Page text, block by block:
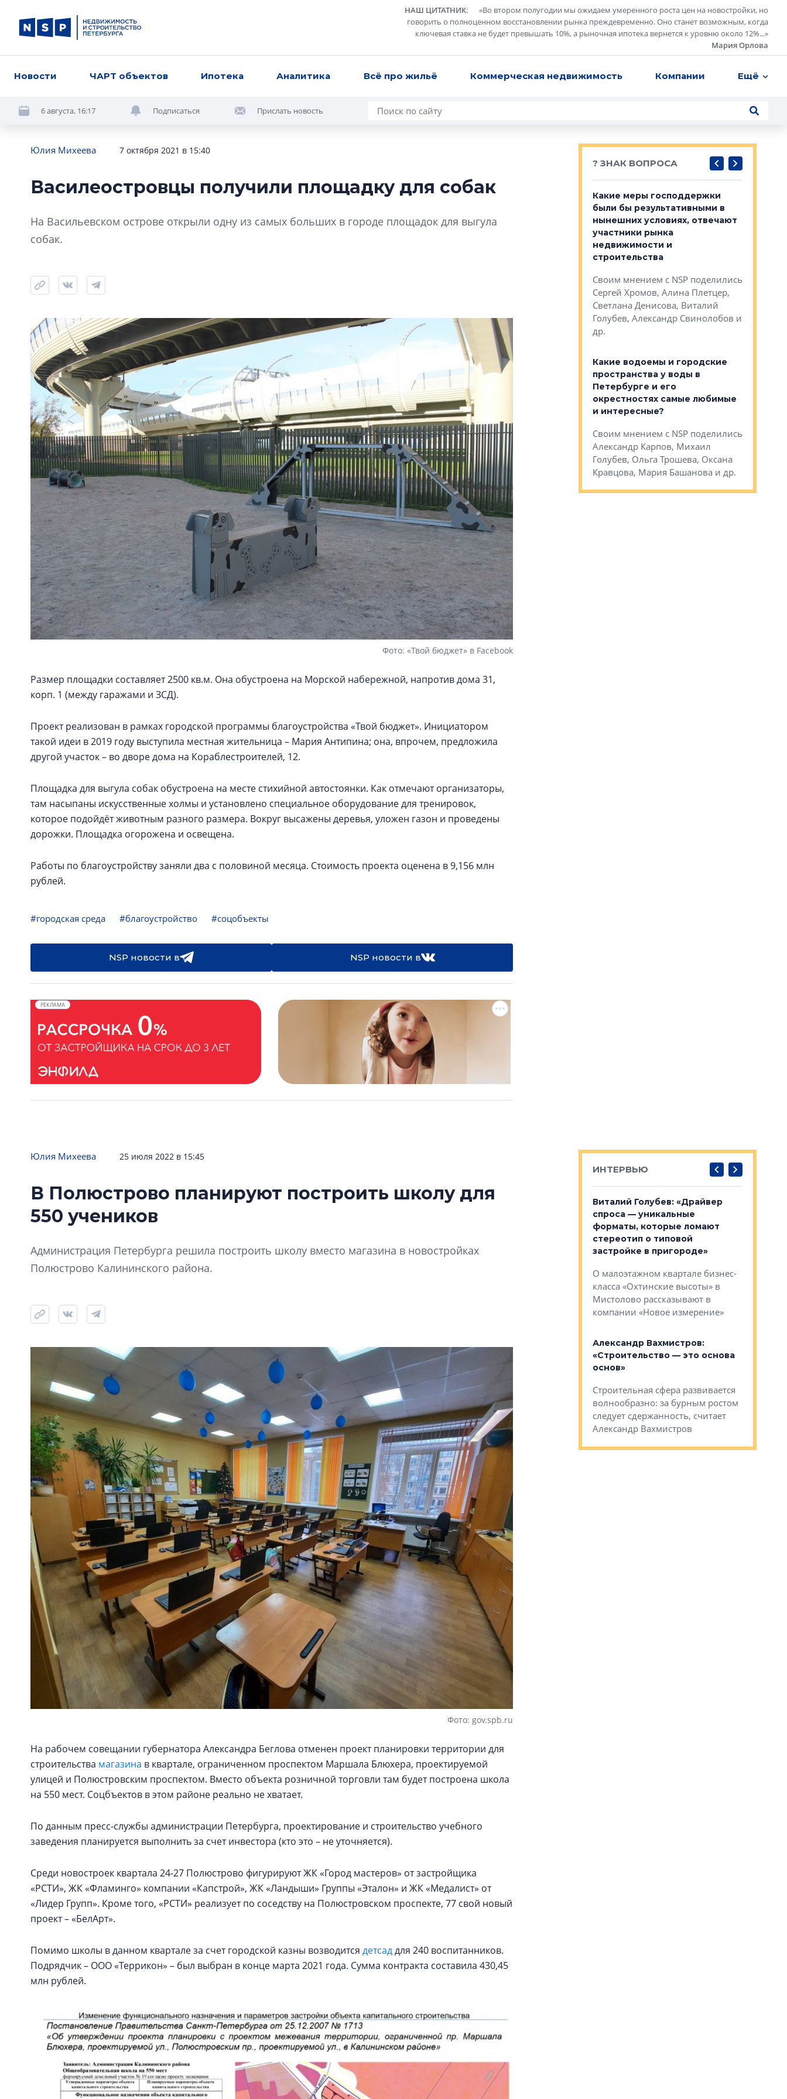
НАШ ЦИТАТНИК: «Во втором полугодии мы ожидаем умеренного роста цен на новостройки, но
говорить о полноценном восстановлении рынка преждевременно. Оно станет возможным, когда
ключевая ставка не будет превышать 10%, а рыночная ипотека вернется к уровню около 12%...»
Мария Орлова
Новости ЧАРТ объектов Ипотека Аналитика Всё про жильё Коммерческая недвижимость Компании Ещё
6 августа, 16:17 Подписаться Прислать новость
Юлия Михеева 7 октября 2021 в 15:40
Василеостровцы получили площадку для собак
На Васильевском острове открыли одну из самых больших в городе площадок для выгула
собак.
Фото: «Твой бюджет» в Facebook
Размер площадки составляет 2500 кв.м. Она обустроена на Морской набережной, напротив дома 31,
корп. 1 (между гаражами и ЗСД).
Проект реализован в рамках городской программы благоустройства «Твой бюджет». Инициатором
такой идеи в 2019 году выступила местная жительница – Мария Антипина; она, впрочем, предложила
другой участок – во дворе дома на Кораблестроителей, 12.
Площадка для выгула собак обустроена на месте стихийной автостоянки. Как отмечают организаторы,
там насыпаны искусственные холмы и установлено специальное оборудование для тренировок,
которое подойдёт животным разного размера. Вокруг высажены деревья, уложен газон и проведены
дорожки. Площадка огорожена и освещена.
Работы по благоустройству заняли два с половиной месяца. Стоимость проекта оценена в 9,156 млн
рублей.
#городская среда #благоустройство #соцобъекты
NSP новости в NSP новости в
РЕКЛАМА
? ЗНАК ВОПРОСА
Разрыв цен между первичкой и
рынка?
Константин Сторожев и другие
Какие наиболее востребованы
специальности и компетенции
в сфере девелопмента и
строительства?
Своим мнением с NSP поделились
Валентина Калинина, Анжелика
Альшаева, Александр
Свинолобов, Александр Кравцов,
Кирилл Кудинов и др.
Какие меры господдержки
были бы результативными в
нынешних условиях, отвечают
участники рынка
недвижимости и
строительства
Своим мнением с NSP поделились
Сергей Хромов, Алина Плетцер,
Светлана Денисова, Виталий
Голубев, Александр Свинолобов и
др.
Какие водоемы и городские
пространства у воды в
Петербурге и его
окрестностях самые любимые
и интересные?
Своим мнением с NSP поделились
Александр Карпов, Михаил
Голубев, Ольга Трошева, Оксана
Кравцова, Мария Башанова и др.
Юлия Михеева 25 июля 2022 в 15:45
В Полюстрово планируют построить школу для
550 учеников
Администрация Петербурга решила построить школу вместо магазина в новостройках
Полюстрово Калининского района.
Фото: gov.spb.ru
На рабочем совещании губернатора Александра Беглова отменен проект планировки территории для
строительства магазина в квартале, ограниченном проспектом Маршала Блюхера, проектируемой
улицей и Полюстровским проспектом. Вместо объекта розничной торговли там будет построена школа
на 550 мест. Соцбъектов в этом районе реально не хватает.
По данным пресс-службы администрации Петербурга, проектирование и строительство учебного
заведения планируется выполнить за счет инвестора (кто это – не уточняется).
Среди новостроек квартала 24-27 Полюстрово фигурируют ЖК «Город мастеров» от застройщика
«РСТИ», ЖК «Фламинго» компании «Капстрой», ЖК «Ландыши» Группы «Эталон» и ЖК «Медалист» от
«Лидер Групп». Кроме того, «РСТИ» реализует по соседству на Полюстровском проспекте, 77 свой новый
проект – «БелАрт».
Помимо школы в данном квартале за счет городской казны возводится детсаддля 240 воспитанников.
Подрядчик – ООО «Террикон» – был выбран в конце марта 2021 года. Сумма контракта составила 430,45
млн рублей.
ИНТЕРВЬЮ
Александр Свинолобов: «Мы
О потенциале «серого пояса»,
диверсифицируем проекты»
О том, как девелопер
диверсифицирует проекты,
поговорили с генеральным
директором Arsenal Арсением
Лаптевым
Виталий Голубев: «Драйвер
спроса — уникальные
форматы, которые ломают
стереотип о типовой
застройке в пригороде»
О малоэтажном квартале бизнес-
класса «Охтинские высоты» в
Мистолово рассказывают в
компании «Новое измерение»
Александр Вахмистров:
«Строительство — это основа
основ»
Строительная сфера развивается
волнообразно: за бурным ростом
следует сдержанность, считает
Александр Вахмистров